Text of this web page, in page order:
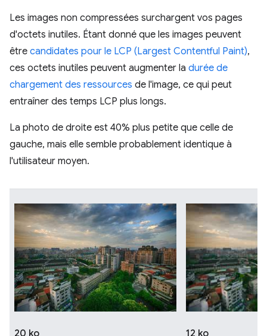
Les images non compressées surchargent vos pages
d'octets inutiles. Étant donné que les images peuvent
être candidates pour le LCP (Largest Contentful Paint),
ces octets inutiles peuvent augmenter la durée de
chargement des ressources de l'image, ce qui peut
entraîner des temps LCP plus longs.
La photo de droite est 40% plus petite que celle de
gauche, mais elle semble probablement identique à
l'utilisateur moyen.